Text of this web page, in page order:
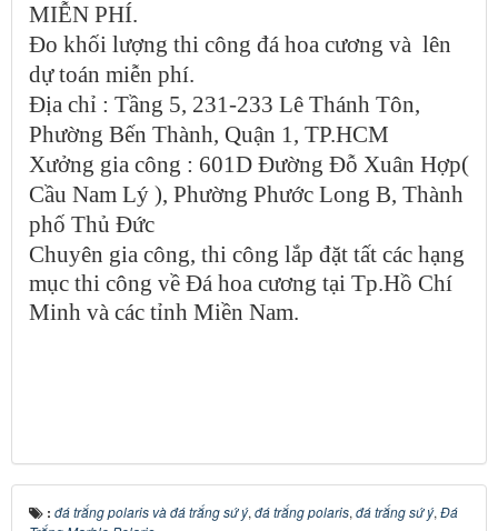
MIỄN PHÍ.
Đo khối lượng thi công đá hoa cương và lên
dự toán miễn phí.
Địa chỉ : Tầng 5, 231-233 Lê Thánh Tôn,
Phường Bến Thành, Quận 1, TP.HCM
Xưởng gia công : 601D Đường Đỗ Xuân Hợp(
Cầu Nam Lý ), Phường Phước Long B, Thành
phố Thủ Đức
Chuyên gia công, thi công lắp đặt tất các hạng
mục thi công về Đá hoa cương tại Tp.Hồ Chí
Minh và các tỉnh Miền Nam.
: đá trắng polaris và đá trắng sứ ý,đá trắng polaris,đá trắng sứ ý,Đá